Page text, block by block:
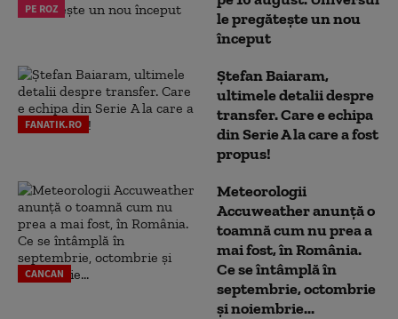
PE ROZ
le pregătește un nou
început
FANATIK.RO
Ștefan Baiaram,
ultimele detalii despre
transfer. Care e echipa
din Serie A la care a fost
propus!
CANCAN
Meteorologii
Accuweather anunță o
toamnă cum nu prea a
mai fost, în România.
Ce se întâmplă în
septembrie, octombrie
și noiembrie...